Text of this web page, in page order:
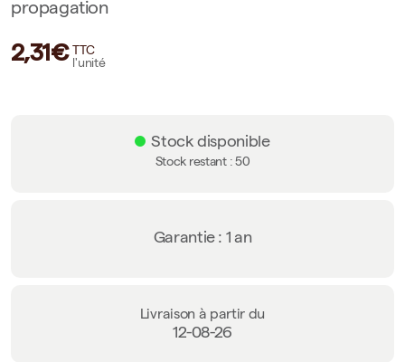
propagation
2,31€ TTC
l'unité
Stock disponible
Stock restant :50
Garantie : 1 an
Livraison à partir du
12-08-26